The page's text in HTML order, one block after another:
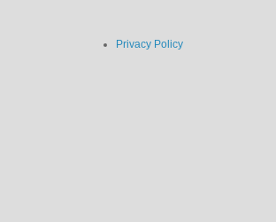
Privacy Policy